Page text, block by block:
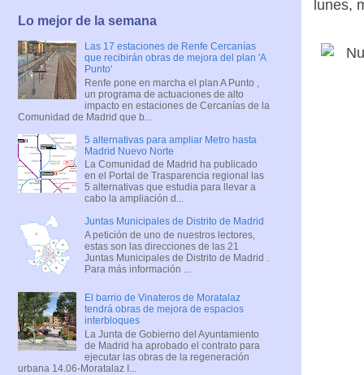
lunes,
Lo mejor de la semana
Las 17 estaciones de Renfe Cercanías
que recibirán obras de mejora del plan 'A
Punto'
Renfe pone en marcha el plan A Punto ,
un programa de actuaciones de alto
impacto en estaciones de Cercanías de la
Comunidad de Madrid que b...
5 alternativas para ampliar Metro hasta
Madrid Nuevo Norte
La Comunidad de Madrid ha publicado
en el Portal de Trasparencia regional las
5 alternativas que estudia para llevar a
cabo la ampliación d...
Juntas Municipales de Distrito de Madrid
A petición de uno de nuestros lectores,
estas son las direcciones de las 21
Juntas Municipales de Distrito de Madrid .
Para más información ...
El barrio de Vinateros de Moratalaz
tendrá obras de mejora de espacios
interbloques
La Junta de Gobierno del Ayuntamiento
de Madrid ha aprobado el contrato para
ejecutar las obras de la regeneración
urbana 14.06-Moratalaz I...